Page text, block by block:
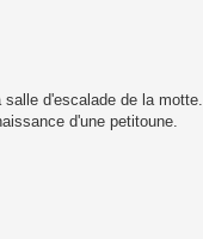
salle d'escalade de la motte.
d'une petitoune.